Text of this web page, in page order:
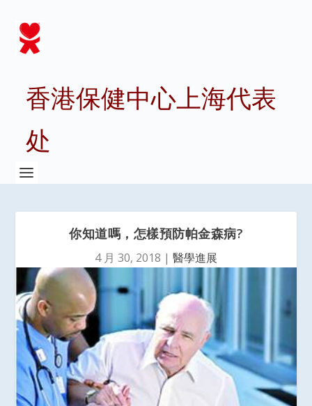
香港保健中心上海代表
处
你知道嗎，怎樣預防帕金森病?
4 月 30, 2018 | 醫學進展